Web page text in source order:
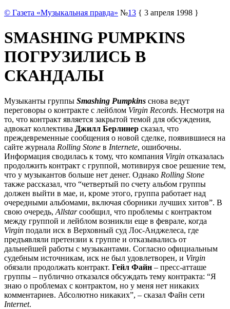
© Газета «Музыкальная правда» №13 { 3 апреля 1998 }
SMASHING PUMPKINS
ПОГРУЗИЛИСЬ В
СКАНДАЛЫ
Музыканты группы Smashing Pumpkins снова ведут
переговоры о контракте с лейблом Virgin Records. Несмотря на
то, что контракт является закрытой темой для обсуждения,
адвокат коллектива Джилл Берлинер сказал, что
преждевременные сообщения о новой сделке, появившиеся на
сайте журнала Rolling Stone в Internete, ошибочны.
Информация сводилась к тому, что компания Virgin отказалась
продолжить контракт с группой, мотивируя свое решение тем,
что у музыкантов больше нет денег. Однако Rolling Stone
также рассказал, что “четвертый по счету альбом группы
должен выйти в мае, и, кроме этого, группа работает над
очередными альбомами, включая сборники лучших хитов”. В
свою очередь, Allstarсообщил что проблемы с контрактом
между группой и лейблом возникли еще в феврале, когда
Virgin подали иск в Верховный суд Лос-Анджелеса, где
предъявляли претензии к группе и отказывались от
дальнейшей работы с музыкантами. Согласно официальным
судебным источникам, иск не был удовлетворен, и Virgin
обязали продолжать контракт. Гейл Файн – пресс-атташе
группы – публично отказался обсуждать тему контракта: “Я
знаю о проблемах с контрактом, но у меня нет никаких
комментариев. Абсолютно никаких”, – сказал Файн сети
Internet.